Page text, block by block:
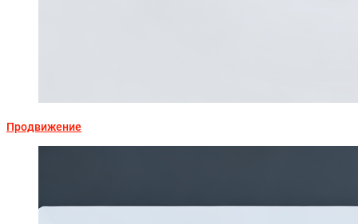
Продвижение